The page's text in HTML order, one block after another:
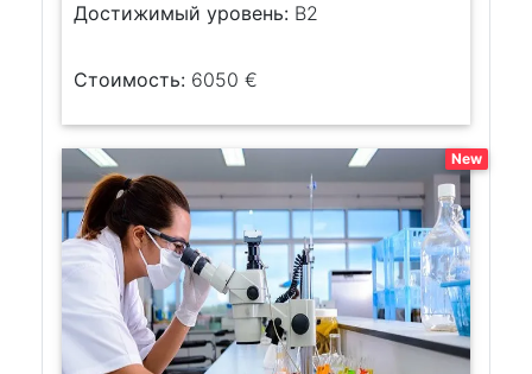
Достижимый уровень: B2
Стоимость: 6050 €
New